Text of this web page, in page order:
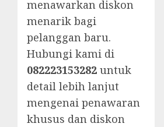
menawarkan diskon
menarik bagi
pelanggan baru.
Hubungi kami di
082223153282 untuk
detail lebih lanjut
mengenai penawaran
khusus dan diskon